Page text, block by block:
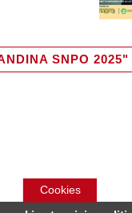
SNPO 2025"
Cookies